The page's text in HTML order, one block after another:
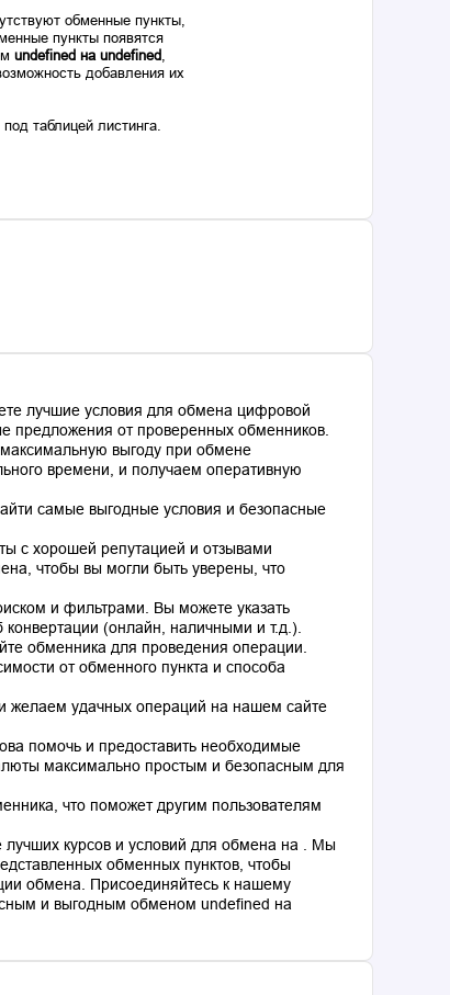
обменные пункты,
пункты появятся
undefined на undefined,
добавления их
таблицей листинга.
лучшие условия для обмена цифровой
предложения от проверенных обменников.
выгоду при обмене
времени, и получаем оперативную
самые выгодные условия и безопасные
с хорошей репутацией и отзывами
чтобы вы могли быть уверены, что
и фильтрами. Вы можете указать
(онлайн, наличными и т.д.).
обменника для проведения операции.
от обменного пункта и способа
желаем удачных операций на нашем сайте
помочь и предоставить необходимые
максимально простым и безопасным для
что поможет другим пользователям
лучших курсов и условий для обмена на . Мы
обменных пунктов, чтобы
обмена. Присоединяйтесь к нашему
и выгодным обменом undefined на